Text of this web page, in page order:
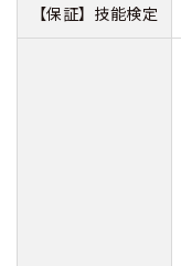
【保証】技能検定